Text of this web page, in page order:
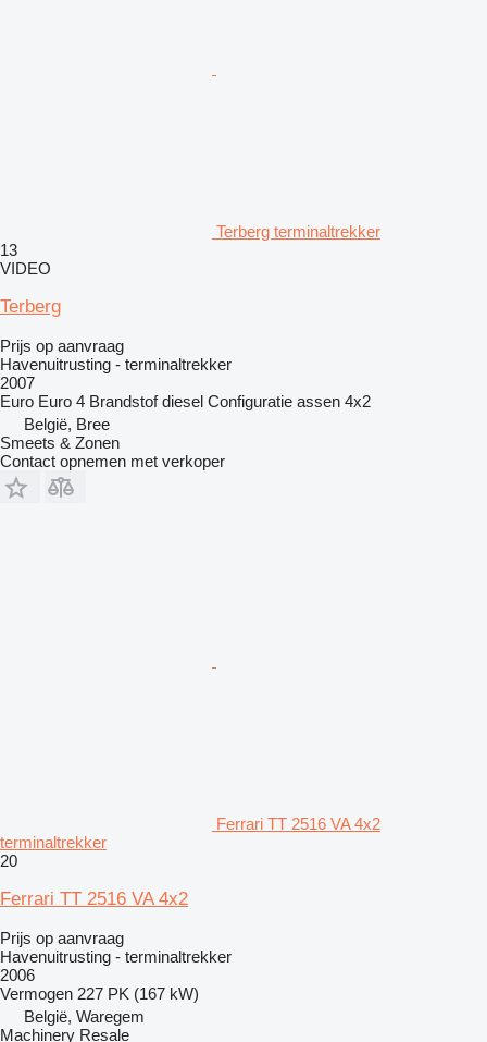
Terberg terminaltrekker
13
VIDEO
Terberg
Prijs op aanvraag
Havenuitrusting - terminaltrekker
2007
Euro Euro 4 Brandstof diesel Configuratie assen 4x2
België, Bree
Smeets & Zonen
Contact opnemen met verkoper
Ferrari TT 2516 VA 4x2
terminaltrekker
20
Ferrari TT 2516 VA 4x2
Prijs op aanvraag
Havenuitrusting - terminaltrekker
2006
Vermogen 227 PK (167 kW)
België, Waregem
Machinery Resale